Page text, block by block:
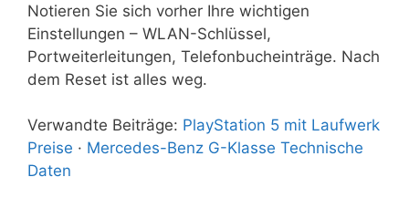
Notieren Sie sich vorher Ihre wichtigen
Einstellungen – WLAN-Schlüssel,
Portweiterleitungen, Telefonbucheinträge. Nach
dem Reset ist alles weg.
Verwandte Beiträge: PlayStation 5 mit Laufwerk
Preise · Mercedes-Benz G-Klasse Technische
Daten